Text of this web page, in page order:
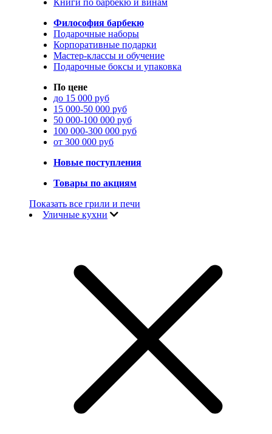
Книги по барбекю и винам
Философия барбекю
Подарочные наборы
Корпоративные подарки
Мастер-классы и обучение
Подарочные боксы и упаковка
По цене
до 15 000 руб
15 000-50 000 руб
50 000-100 000 руб
100 000-300 000 руб
от 300 000 руб
Новые поступления
Товары по акциям
Показать все грили и печи
Уличные кухни